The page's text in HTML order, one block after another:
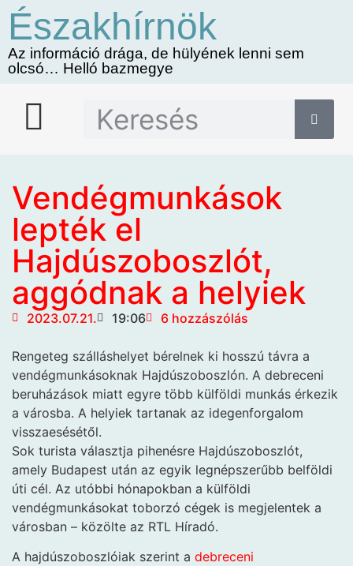
Északhírnök
Az információ drága, de hülyének lenni sem
olcsó… Helló bazmegye
Vendégmunkások
lepték el
Hajdúszoboszlót,
aggódnak a helyiek
2023.07.21. 19:06 6 hozzászólás
Rengeteg szálláshelyet bérelnek ki hosszú távra a
vendégmunkásoknak Hajdúszoboszlón. A debreceni
beruházások miatt egyre több külföldi munkás érkezik
a városba. A helyiek tartanak az idegenforgalom
visszaesésétől.
Sok turista választja pihenésre Hajdúszoboszlót,
amely Budapest után az egyik legnépszerűbb belföldi
úti cél. Az utóbbi hónapokban a külföldi
vendégmunkásokat toborzó cégek is megjelentek a
városban – közölte az RTL Híradó.
A hajdúszoboszlóiak szerint a debreceni